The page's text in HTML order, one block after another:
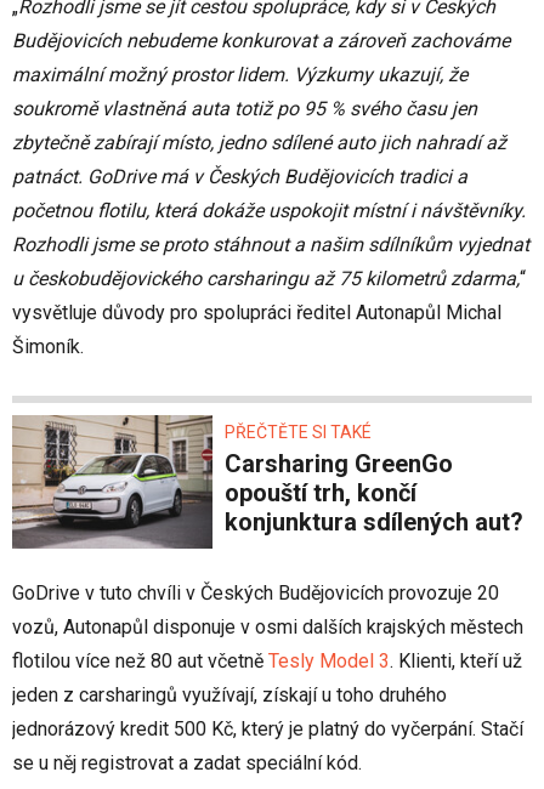
„Rozhodli jsme se jít cestou spolupráce, kdy si v Českých
Budějovicích nebudeme konkurovat a zároveň zachováme
maximální možný prostor lidem. Výzkumy ukazují, že
soukromě vlastněná auta totiž po 95 % svého času jen
zbytečně zabírají místo, jedno sdílené auto jich nahradí až
patnáct. GoDrive má v Českých Budějovicích tradici a
početnou flotilu, která dokáže uspokojit místní i návštěvníky.
Rozhodli jsme se proto stáhnout a našim sdílníkům vyjednat
u českobudějovického carsharingu až 75 kilometrů zdarma,“
vysvětluje důvody pro spolupráci ředitel Autonapůl Michal
Šimoník.
PŘEČTĚTE SI TAKÉ
Carsharing GreenGo
opouští trh, končí
konjunktura sdílených aut?
GoDrive v tuto chvíli v Českých Budějovicích provozuje 20
vozů, Autonapůl disponuje v osmi dalších krajských městech
flotilou více než 80 aut včetně Tesly Model 3. Klienti, kteří už
jeden z carsharingů využívají, získají u toho druhého
jednorázový kredit 500 Kč, který je platný do vyčerpání. Stačí
se u něj registrovat a zadat speciální kód.